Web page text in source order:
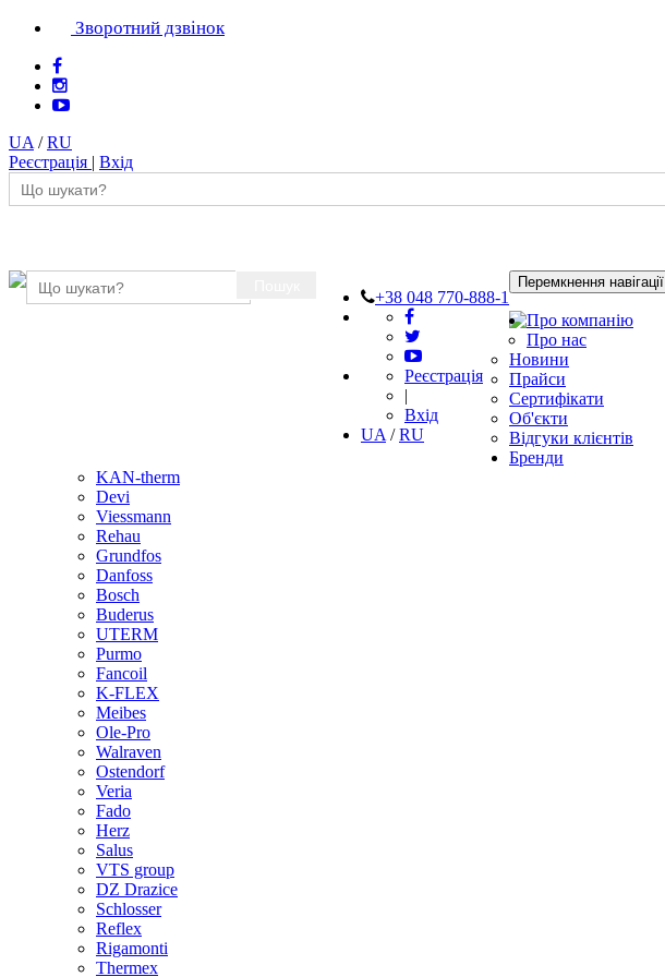
Зворотний дзвінок
UA /RU
Реєстрація | Вхід
+38 048 770-888-1
Реєстрація
|
Вхід
UA /RU
Перемкнення навігації
Про компанію
Про нас
Новини
Прайси
Сертифікати
Об'єкти
Відгуки клієнтів
Бренди
KAN-therm
Devi
Viessmann
Rehau
Grundfos
Danfoss
Bosch
Buderus
UTERM
Purmo
Fancoil
K-FLEX
Meibes
Ole-Pro
Walraven
Ostendorf
Veria
Fado
Herz
Salus
VTS group
DZ Drazice
Schlosser
Reflex
Rigamonti
Thermex